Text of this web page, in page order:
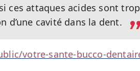
ces attaques acides sont
d’une cavité dans la dent.
votre-sante-bucco-